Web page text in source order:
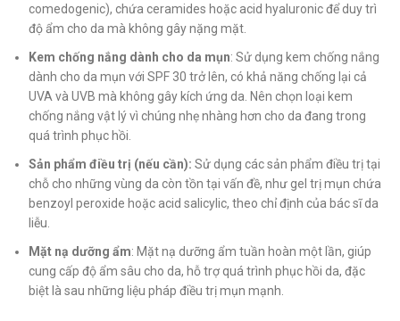
comedogenic), chứa ceramides hoặc acid hyaluronic để duy trì
độ ẩm cho da mà không gây nặng mặt.
Kem chống nắng dành cho da mụn: Sử dụng kem chống nắng
dành cho da mụn với SPF 30 trở lên, có khả năng chống lại cả
UVA và UVB mà không gây kích ứng da. Nên chọn loại kem
chống nắng vật lý vì chúng nhẹ nhàng hơn cho da đang trong
quá trình phục hồi.
Sản phẩm điều trị (nếu cần): Sử dụng các sản phẩm điều trị tại
chỗ cho những vùng da còn tồn tại vấn đề, như gel trị mụn chứa
benzoyl peroxide hoặc acid salicylic, theo chỉ định của bác sĩ da
liễu.
Mặt nạ dưỡng ẩm: Mặt nạ dưỡng ẩm tuần hoàn một lần, giúp
cung cấp độ ẩm sâu cho da, hỗ trợ quá trình phục hồi da, đặc
biệt là sau những liệu pháp điều trị mụn mạnh.